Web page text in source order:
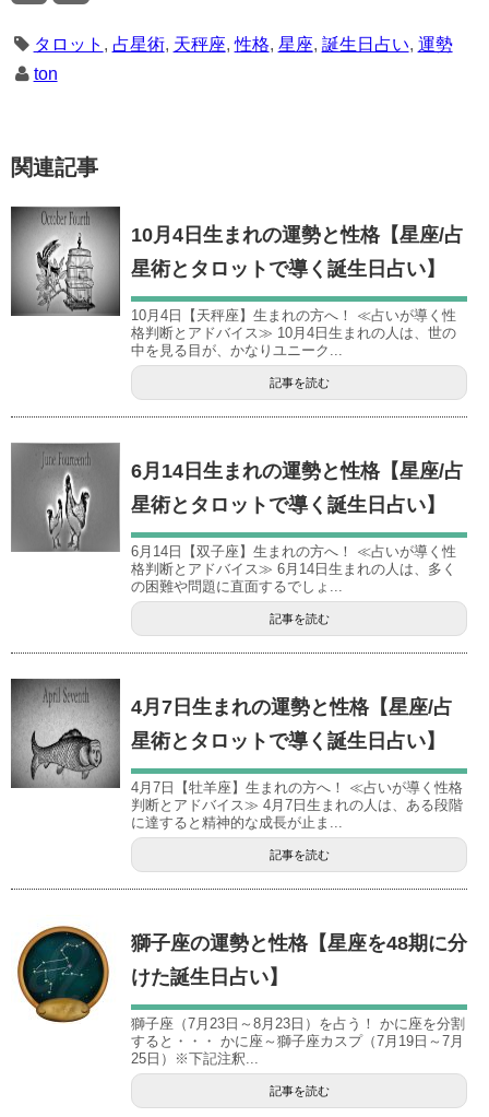
タロット , 占星術, 天秤座,性格, 星座, 誕生日占い, 運勢
ton
関連記事
10月4日生まれの運勢と性格【星座/占
星術とタロットで導く誕生日占い】
10月4日【天秤座】生まれの方へ！ ≪占いが導く性
格判断とアドバイス≫ 10月4日生まれの人は、世の
中を見る目が、かなりユニーク...
記事を読む
6月14日生まれの運勢と性格【星座/占
星術とタロットで導く誕生日占い】
6月14日【双子座】生まれの方へ！ ≪占いが導く性
格判断とアドバイス≫ 6月14日生まれの人は、多く
の困難や問題に直面するでしょ...
記事を読む
4月7日生まれの運勢と性格【星座/占
星術とタロットで導く誕生日占い】
4月7日【牡羊座】生まれの方へ！ ≪占いが導く性格
判断とアドバイス≫ 4月7日生まれの人は、ある段階
に達すると精神的な成長が止ま...
記事を読む
獅子座の運勢と性格【星座を48期に分
けた誕生日占い】
獅子座（7月23日～8月23日）を占う！ かに座を分割
すると・・・ かに座～獅子座カスプ（7月19日～7月
25日）※下記注釈...
記事を読む